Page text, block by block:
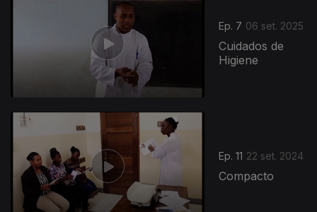
Ep. 7 06 set. 2025
Cuidados de
Higiene
Ep. 11 22 set. 2024
Compacto